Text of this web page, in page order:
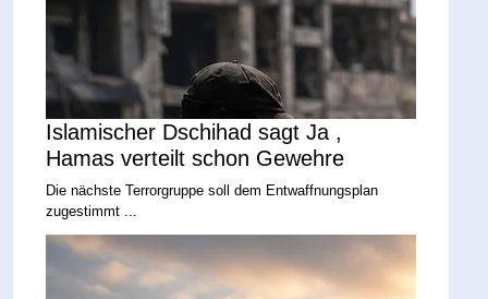
Islamischer Dschihad sagt Ja ,
Hamas verteilt schon Gewehre
Die nächste Terrorgruppe soll dem Entwaffnungsplan
zugestimmt ...